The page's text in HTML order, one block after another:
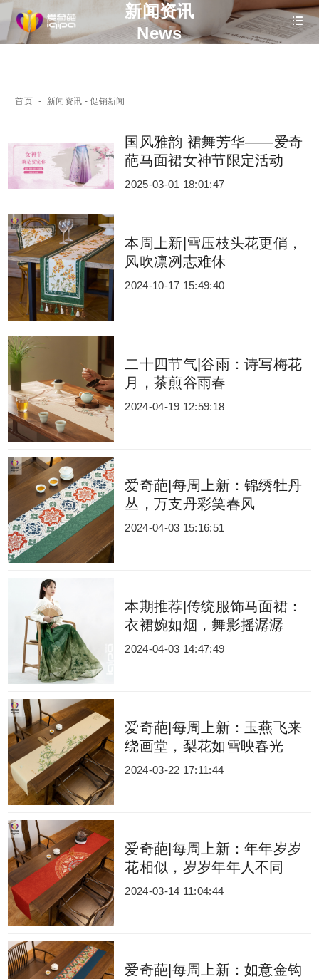
新闻资讯
News
首页 - 新闻资讯 - 促销新闻
国风雅韵 裙舞芳华——爱奇
葩马面裙女神节限定活动
2025-03-01 18:01:47
本周上新|雪压枝头花更俏，
风吹凛冽志难休
2024-10-17 15:49:40
二十四节气|谷雨：诗写梅花
月，茶煎谷雨春
2024-04-19 12:59:18
爱奇葩|每周上新：锦绣牡丹
丛，万支丹彩笑春风
2024-04-03 15:16:51
本期推荐|传统服饰马面裙：
衣裙婉如烟，舞影摇潺潺
2024-04-03 14:47:49
爱奇葩|每周上新：玉燕飞来
绕画堂，梨花如雪映春光
2024-03-22 17:11:44
爱奇葩|每周上新：年年岁岁
花相似，岁岁年年人不同
2024-03-14 11:04:44
爱奇葩|每周上新：如意金钩